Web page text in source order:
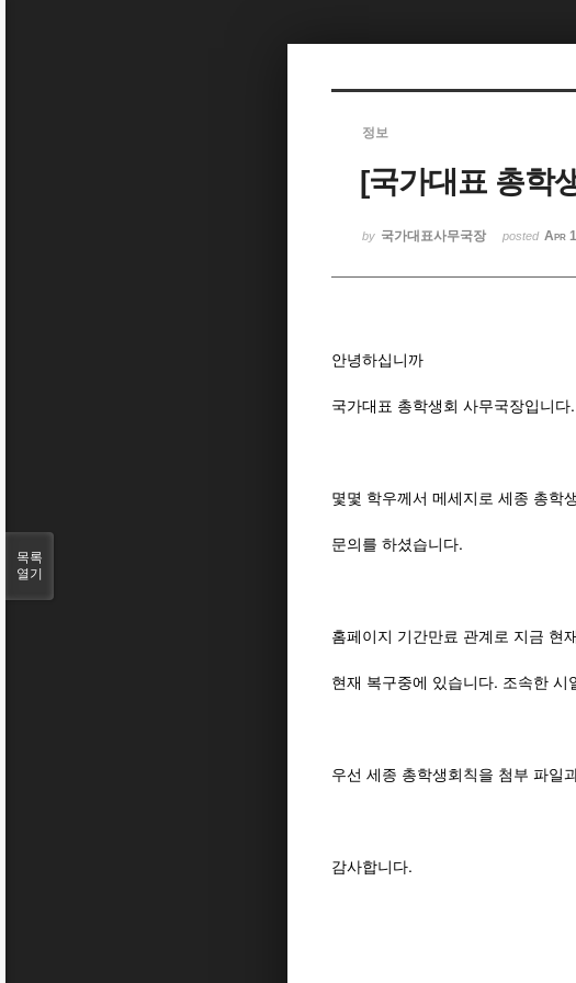
정보
[국가대표 총학
by 국가대표사무국장 posted Apr
안녕하십니까
국가대표 총학생회 사무국장입니다.
몇몇 학우께서 메세지로 세종 총학
문의를 하셨습니다.
홈페이지 기간만료 관계로 지금 현
현재 복구중에 있습니다. 조속한
우선 세종 총학생회칙을 첨부 파일
감사합니다.
목록
열기
Sketchbook5, 스케치북5
Sketchbook5, 스케치북5